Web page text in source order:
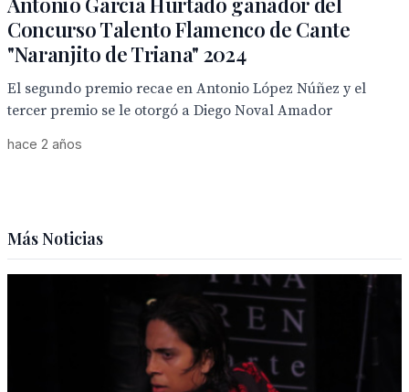
Concurso Talento Flamenco de Cante
"Naranjito de Triana" 2024
El segundo premio recae en Antonio López Núñez y el
tercer premio se le otorgó a Diego Noval Amador
hace 2 años
Más Noticias